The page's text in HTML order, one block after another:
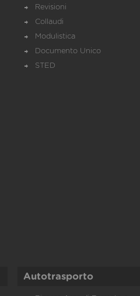
Revisioni
Collaudi
Modulistica
Documento Unico
STED
Autotrasporto